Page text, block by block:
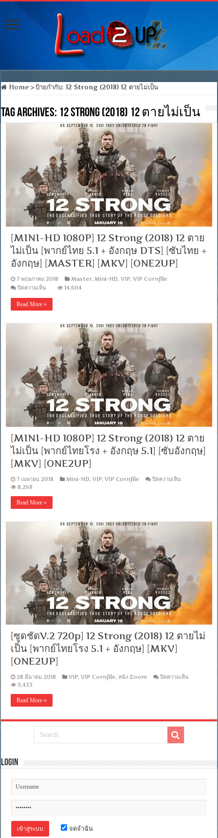
Home > ป้ายกำกับ:12 Strong (2018) 12 ตายไม่เป็น
Tag Archives: 12 Strong (2018) 12 ตายไม่เป็น
[MINI-HD 1080P] 12 Strong (2018) 12 ตาย
ไม่เป็น [พากย์ไทย 5.1 + อังกฤษ DTS] [ซับไทย +
อังกฤษ] [MASTER] [MKV] [ONE2UP]
7 พฤษภาคม 2018 Master, Mini-HD,VIP,VIP Cornfile
ปิดความเห็น
1080P]
(2018)
ตาย
เป็น
[พากย์
ไทย
5.1
+
อังกฤษ
DTS]
[ซับ
ไทย
+
อังกฤษ]
[MASTER]
[MKV]
[ONE2UP]
14,604
Read More »
[MINI-HD 1080P] 12 Strong (2018) 12 ตาย
ไม่เป็น [พากย์ไทยโรง + อังกฤษ 5.1] [ซับอังกฤษ]
[MKV] [ONE2UP]
7 เมษายน 2018 Mini-HD,VIP,VIP Cornfile ปิดความเห็น
(2018)
โรง
อังกฤษ
5.1]
[ซับ
อังกฤษ]
[MKV]
[ONE2UP]
8,268
Read More »
[ซูดชัดV.2 720p] 12 Strong (2018) 12 ตายไม่
เป็น [พากย์ไทยโรง 5.1 + อังกฤษ] [MKV]
[ONE2UP]
28 มีนาคม 2018 VIP,VIP Cornfile,หนัง Zoom ปิดความเห็นบน
(2018)
[พากย์
โรง
5,433
Read More »
Login
จดจำฉัน